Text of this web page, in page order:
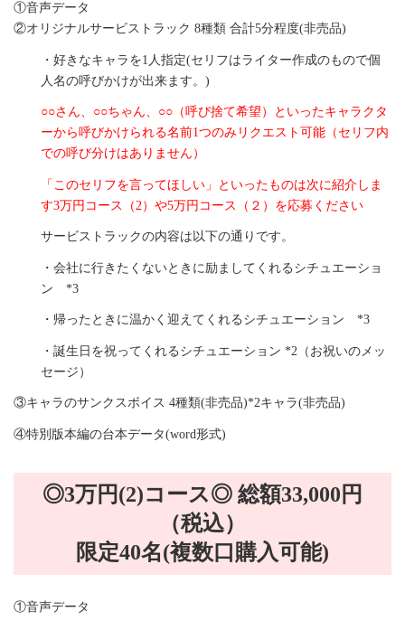
①音声データ
②オリジナルサービストラック 8種類 合計5分程度(非売品)
・好きなキャラを1人指定(セリフはライター作成のもので個
人名の呼びかけが出来ます。)
○○さん、○○ちゃん、○○（呼び捨て希望）といったキャラクタ
ーから呼びかけられる名前1つのみリクエスト可能（セリフ内
での呼び分けはありません）
「このセリフを言ってほしい」といったものは次に紹介しま
す3万円コース（2）や5万円コース（２）を応募ください
サービストラックの内容は以下の通りです。
・会社に行きたくないときに励ましてくれるシチュエーショ
ン *3
・帰ったときに温かく迎えてくれるシチュエーション *3
・誕生日を祝ってくれるシチュエーション *2（お祝いのメッ
セージ）
③キャラのサンクスボイス 4種類(非売品)*2キャラ(非売品)
④特別版本編の台本データ(word形式)
◎3万円(2)コース◎ 総額33,000円
（税込）
限定40名(複数口購入可能)
①音声データ